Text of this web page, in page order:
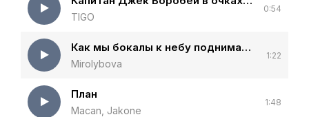
TIGO
0:54
Как мы бокалы к небу поднимаем
Mirolybova
1:22
План
Macan, Jakone
1:48